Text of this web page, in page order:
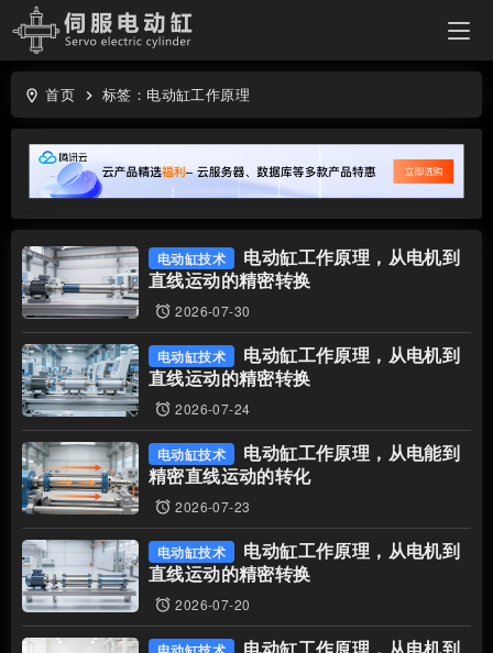
location_on 首页 keyboard_arrow_right 标签：电动缸工作原理
电动缸技术
电动缸工作原理，从电机到
直线运动的精密转换
access_alarms 2026-07-30
电动缸技术
电动缸工作原理，从电机到
直线运动的精密转换
access_alarms 2026-07-24
电动缸技术
电动缸工作原理，从电能到
精密直线运动的转化
access_alarms 2026-07-23
电动缸技术
电动缸工作原理，从电机到
直线运动的精密转换
access_alarms 2026-07-20
电动缸工作原理，从电机到